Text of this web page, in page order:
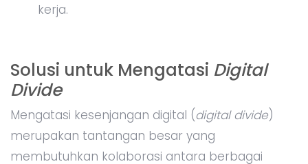
kerja.
Solusi untuk Mengatasi Digital
Divide
Mengatasi kesenjangan digital (digital divide)
merupakan tantangan besar yang
membutuhkan kolaborasi antara berbagai